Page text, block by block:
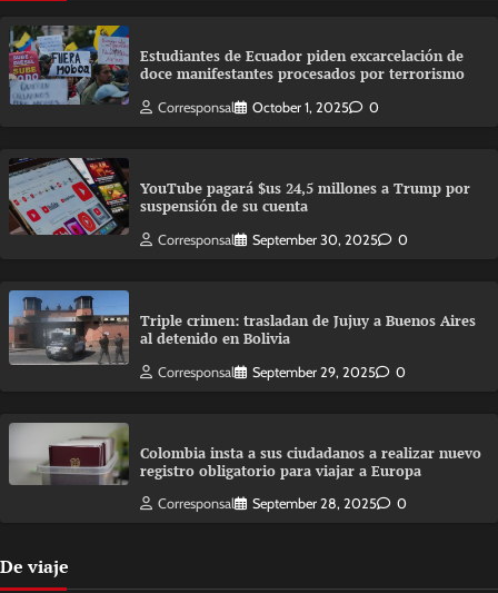
Estudiantes de Ecuador piden excarcelación de
doce manifestantes procesados por terrorismo
Corresponsal October 1, 2025 0
YouTube pagará $us 24,5 millones a Trump por
suspensión de su cuenta
Corresponsal September 30, 2025 0
Triple crimen: trasladan de Jujuy a Buenos Aires
al detenido en Bolivia
Corresponsal September 29, 2025 0
Colombia insta a sus ciudadanos a realizar nuevo
registro obligatorio para viajar a Europa
Corresponsal September 28, 2025 0
De viaje